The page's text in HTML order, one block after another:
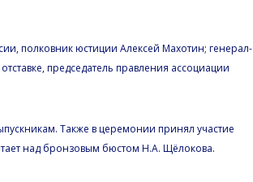
полковник юстиции Алексей Махотин; генерал-
председатель правления ассоциации
Также в церемонии принял участие
над бронзовым бюстом Н.А. Щёлокова.